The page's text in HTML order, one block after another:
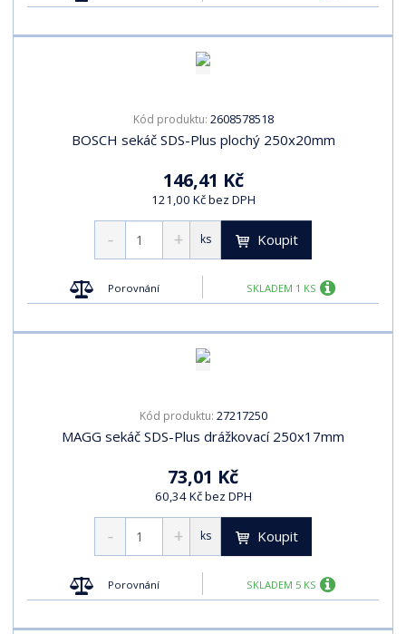
Kód produktu: 2608578518
BOSCH sekáč SDS-Plus plochý 250x20mm
146,41 Kč
121,00 Kč bez DPH
ks Koupit
Porovnání SKLADEM 1 KS
Kód produktu: 27217250
MAGG sekáč SDS-Plus drážkovací 250x17mm
73,01 Kč
60,34 Kč bez DPH
ks Koupit
Porovnání SKLADEM 5 KS